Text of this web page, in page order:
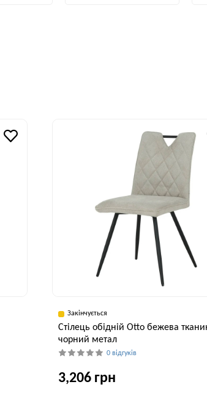
Закінчується
Cтілець обідній Otto бежева
чорний метал
0 відгуків
3,206 грн